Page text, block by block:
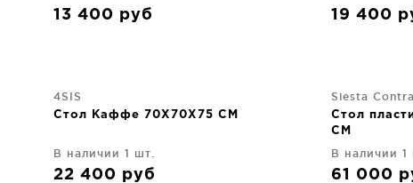
13 400 руб 19 400
4SIS
Стол Каффе 70X70X75 CM
В наличии 1 шт.
22 400 руб
Siesta
Стол
CM
В наличии 1
61 000